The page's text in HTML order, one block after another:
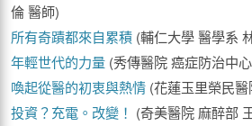
倫 醫師)
所有奇蹟都來自累積 (輔仁大學 醫學系
年輕世代的力量 (秀傳醫院 癌症防治中
喚起從醫的初衷與熱情 (花蓮玉里榮民
投資？充電。改變！ (奇美醫院 麻醉部